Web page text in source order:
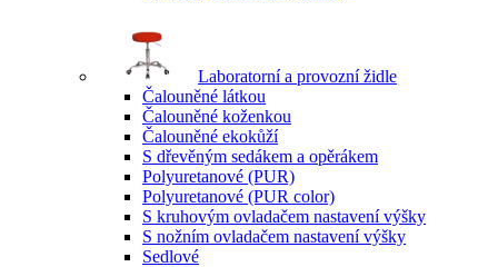
Laboratorní a provozní židle
Čalouněné látkou
Čalouněné koženkou
Čalouněné ekokůží
S dřevěným sedákem a opěrákem
Polyuretanové (PUR)
Polyuretanové (PUR color)
S kruhovým ovladačem nastavení výšky
S nožním ovladačem nastavení výšky
Sedlové